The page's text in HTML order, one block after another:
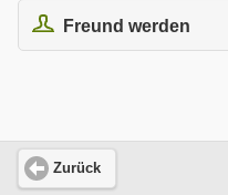
Freund werden
Zurück